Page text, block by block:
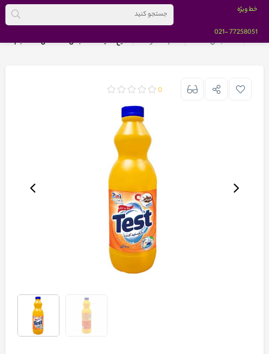
خط ویژه
77258051
-021
خانه
دسته بندی کالاها تمام محصولات مایع سفید کننده لباس تست مدل 2in1 حجم 1000 میلی لیتر
0